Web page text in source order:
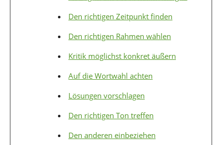
Den richtigen Zeitpunkt finden
Den richtigen Rahmen wählen
Kritik möglichst konkret äußern
Auf die Wortwahl achten
Lösungen vorschlagen
Den richtigen Ton treffen
Den anderen einbeziehen